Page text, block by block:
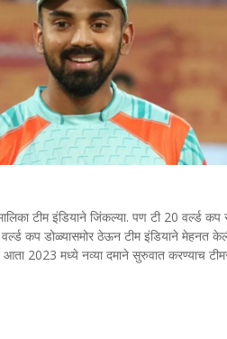
टीम इंडियाने जिंकल्या. पण टी 20 वर्ल्ड कप
कप डोळ्यासमोर ठेऊन टीम इंडियाने मेहनत
आता 2023 मध्ये नव्या दमाने सुरुवात करण्याच